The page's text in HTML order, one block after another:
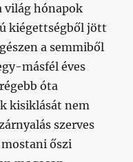
világ hónapok
kiégettségből jött
a semmiből
másfél éves
óta
kisiklását nem
szerves
őszi